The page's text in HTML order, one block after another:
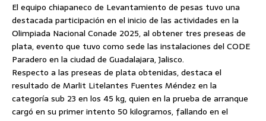
El equipo chiapaneco de Levantamiento de pesas tuvo una
destacada participación en el inicio de las actividades en la
Olimpiada Nacional Conade 2025, al obtener tres preseas de
plata, evento que tuvo como sede las instalaciones del CODE
Paradero en la ciudad de Guadalajara, Jalisco.
Respecto a las preseas de plata obtenidas, destaca el
resultado de Marlit Litelantes Fuentes Méndez en la
categoría sub 23 en los 45 kg, quien en la prueba de arranque
cargó en su primer intento 50 kilogramos, fallando en el